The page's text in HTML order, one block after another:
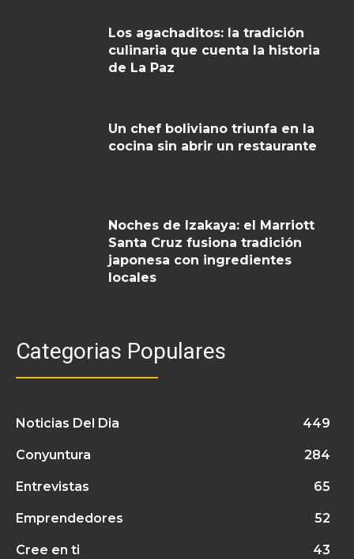
Los agachaditos: la tradición
culinaria que cuenta la historia
de La Paz
Un chef boliviano triunfa en la
cocina sin abrir un restaurante
Noches de Izakaya: el Marriott
Santa Cruz fusiona tradición
japonesa con ingredientes
locales
Categorias Populares
Noticias Del Dia 449
Conyuntura 284
Entrevistas 65
Emprendedores 52
Cree en ti 43